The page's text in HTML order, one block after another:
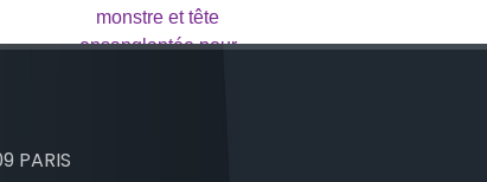
monstre et tête
ensanglantée pour
PARIS